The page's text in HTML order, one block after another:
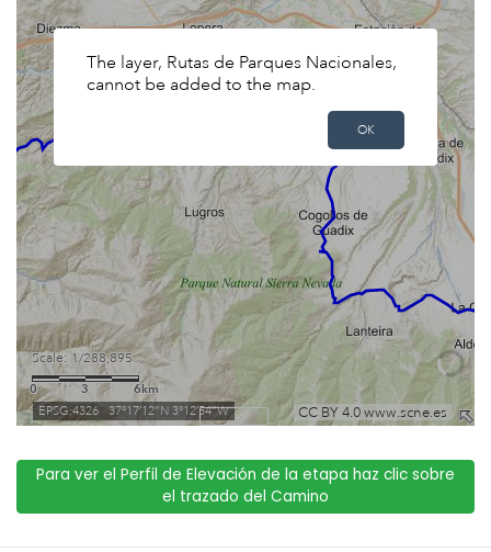
Para ver el Perfil de Elevación de la etapa haz clic sobre
el trazado del Camino